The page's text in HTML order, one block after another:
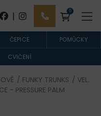
| 0
ČEPICE POMŮCKY
CVIČENÍ
/ FUNKY TRUNKS / VEL.
- PRESSURE PALM